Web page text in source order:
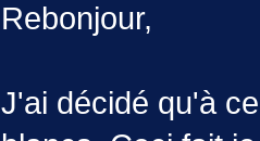
Rebonjour,
J'ai décidé qu'à